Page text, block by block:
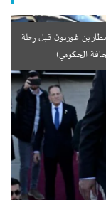
بن غوريون قبل رحلة